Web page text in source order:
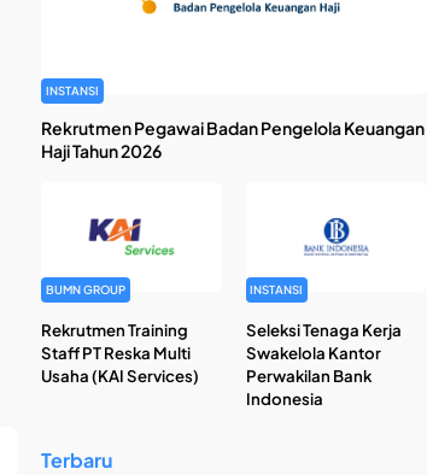
INSTANSI
Rekrutmen Pegawai Badan Pengelola Keuangan
Haji Tahun 2026
BUMN GROUP
Rekrutmen Training
Staff PT Reska Multi
Usaha (KAI Services)
INSTANSI
Seleksi Tenaga Kerja
Swakelola Kantor
Perwakilan Bank
Indonesia
Terbaru